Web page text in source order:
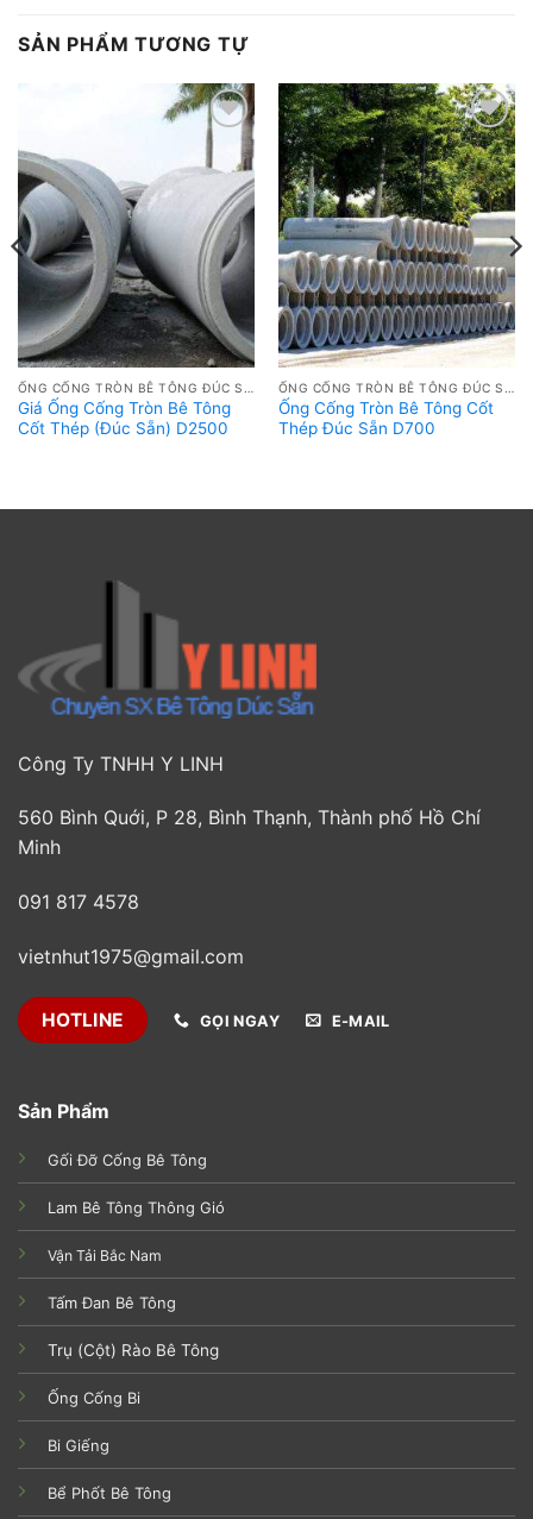
SẢN PHẨM TƯƠNG TỰ
Add to
wishlist
Giá Ống Cống Tròn Bê Tông
Cốt Thép (Đúc Sẵn) D2500
Add to
wishlist
Ống Cống Tròn Bê Tông Cốt
Thép Đúc Sẵn D700
Công Ty TNHH Y LINH
560 Bình Quới, P 28, Bình Thạnh, Thành phố Hồ Chí
Minh
091 817 4578
vietnhut1975@gmail.com
HOTLINE GỌI NGAY E-MAIL
Sản Phẩm
Gối Đỡ Cống Bê Tông
Lam Bê Tông Thông Gió
Vận Tải Bắc Nam
Tấm Đan Bê Tông
Trụ (Cột) Rào Bê Tông
Ống Cống Bi
Bi Giếng
Bể Phốt Bê Tông